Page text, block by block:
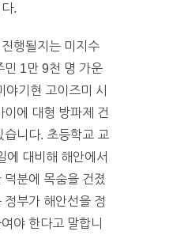
.
행될지는 미지수
민 1만 9천 명 가운
기현 고이즈미 시
에 대형 방파제 건
습니다. 초등학교 교
에 대비해 해안에서
덕분에 목숨을 건졌
정부가 해안선을 정
야 한다고 말합니